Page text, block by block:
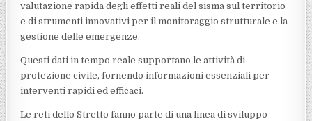
valutazione rapida degli effetti reali del sisma sul territorio
e di strumenti innovativi per il monitoraggio strutturale e la
gestione delle emergenze.
Questi dati in tempo reale supportano le attività di
protezione civile, fornendo informazioni essenziali per
interventi rapidi ed efficaci.
Le reti dello Stretto fanno parte di una linea di sviluppo